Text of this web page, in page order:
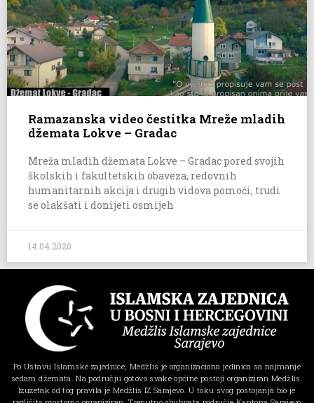
Ramazanska video čestitka Mreže mladih
džemata Lokve – Gradac
Mreža mladih džemata Lokve – Gradac pored svojih
školskih i fakultetskih obaveza, redovnih
humanitarnih akcija i drugih vidova pomoći, trudi
se olakšati i donijeti osmijeh
14.04.2020
Po Ustavu Islamske zajednice, Medžlis je organizaciona jedinica sa najmanje
sedam džemata. Na području gotovo svake općine postoji organiziran Medžlis.
Izuzetak od tog pravila je Medžlis IZ Sarajevo. U toku svog postojanja bio je